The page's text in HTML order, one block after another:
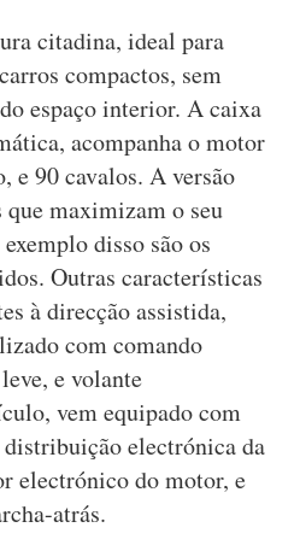
citadina, ideal para
compactos, sem
espaço interior. A caixa
acompanha o motor
e 90 cavalos. A versão
maximizam o seu
disso são os
Outras características
à direcção assistida,
com comando
e volante
vem equipado com
electrónica da
electrónico do motor, e
atrás.